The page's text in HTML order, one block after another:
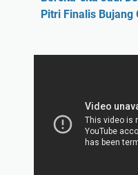
Pitri Finalis Bujang